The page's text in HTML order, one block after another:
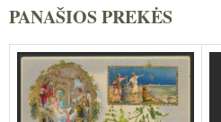
PANAŠIOS PREKĖS